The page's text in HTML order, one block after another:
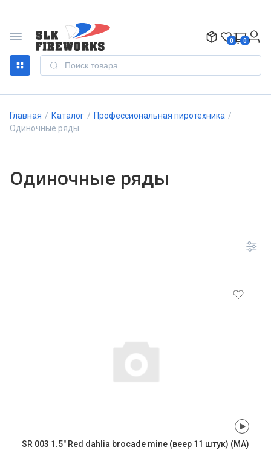
0 0
Главная / Каталог / Профессиональная пиротехника /
Одиночные ряды
Одиночные ряды
SR 003 1.5" Red dahlia brocade mine (веер 11 штук) (MA)